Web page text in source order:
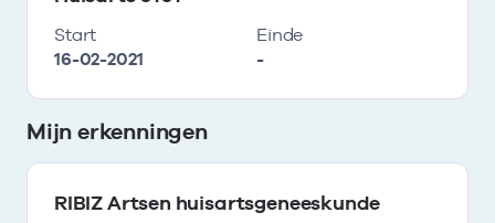
Start
16-02-2021
Einde
-
Mijn erkenningen
RIBIZ Artsen huisartsgeneeskunde